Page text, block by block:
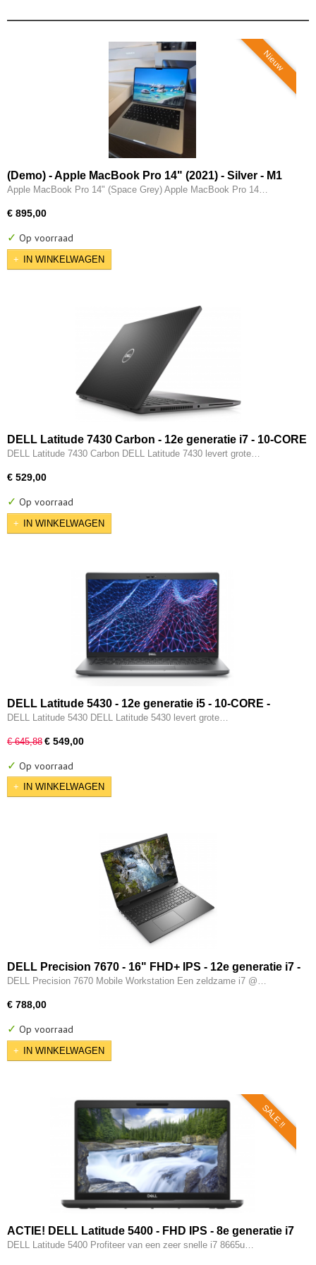
Nieuw
(Demo) - Apple MacBook Pro 14" (2021) - Silver - M1
Pro (10 core) - 16GB - 512GB - 14 Core GPU - 3x
Apple MacBook Pro 14" (Space Grey) Apple MacBook Pro 14…
€ 895,00
✓ Op voorraad
IN WINKELWAGEN
DELL Latitude 7430 Carbon - 12e generatie i7 - 10-CORE
- 16GB - 512GB SSD - 12e gen Intel UHD - 2x Type-C -
DELL Latitude 7430 Carbon DELL Latitude 7430 levert grote…
€ 529,00
✓ Op voorraad
IN WINKELWAGEN
DELL Latitude 5430 - 12e generatie i5 - 10-CORE -
16GB - 512GB SSD - 12e gen Intel UHD - 2x Type-C -
DELL Latitude 5430 DELL Latitude 5430 levert grote…
€ 645,88 € 549,00
✓ Op voorraad
IN WINKELWAGEN
DELL Precision 7670 - 16" FHD+ IPS - 12e generatie i7 -
12850HX - 16-CORE - 32GB DDR5 - 512GB M.2 NVMe -
DELL Precision 7670 Mobile Workstation Een zeldzame i7 @…
€ 788,00
✓ Op voorraad
IN WINKELWAGEN
SALE !!
ACTIE! DELL Latitude 5400 - FHD IPS - 8e generatie i7
- 8GB - 256GB - USB 3.2/ Type-C - Intel UHD - HDMI -
DELL Latitude 5400 Profiteer van een zeer snelle i7 8665u…